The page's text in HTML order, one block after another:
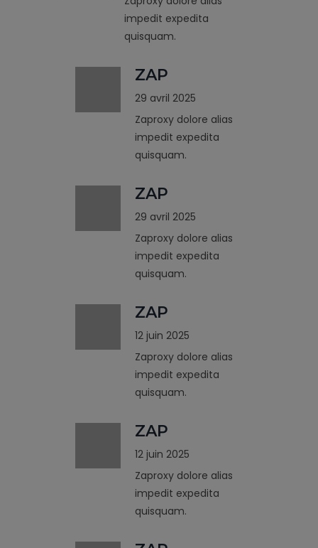
impedit expedita
quisquam.
ZAP
29 avril 2025
Zaproxy dolore alias
impedit expedita
quisquam.
ZAP
29 avril 2025
Zaproxy dolore alias
impedit expedita
quisquam.
ZAP
12 juin 2025
Zaproxy dolore alias
impedit expedita
quisquam.
ZAP
12 juin 2025
Zaproxy dolore alias
impedit expedita
quisquam.